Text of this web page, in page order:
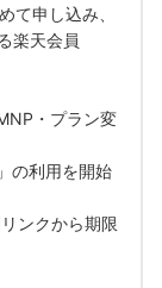
て申し込み、
楽天会員
・プラン変
の利用を開始
ンクから期限